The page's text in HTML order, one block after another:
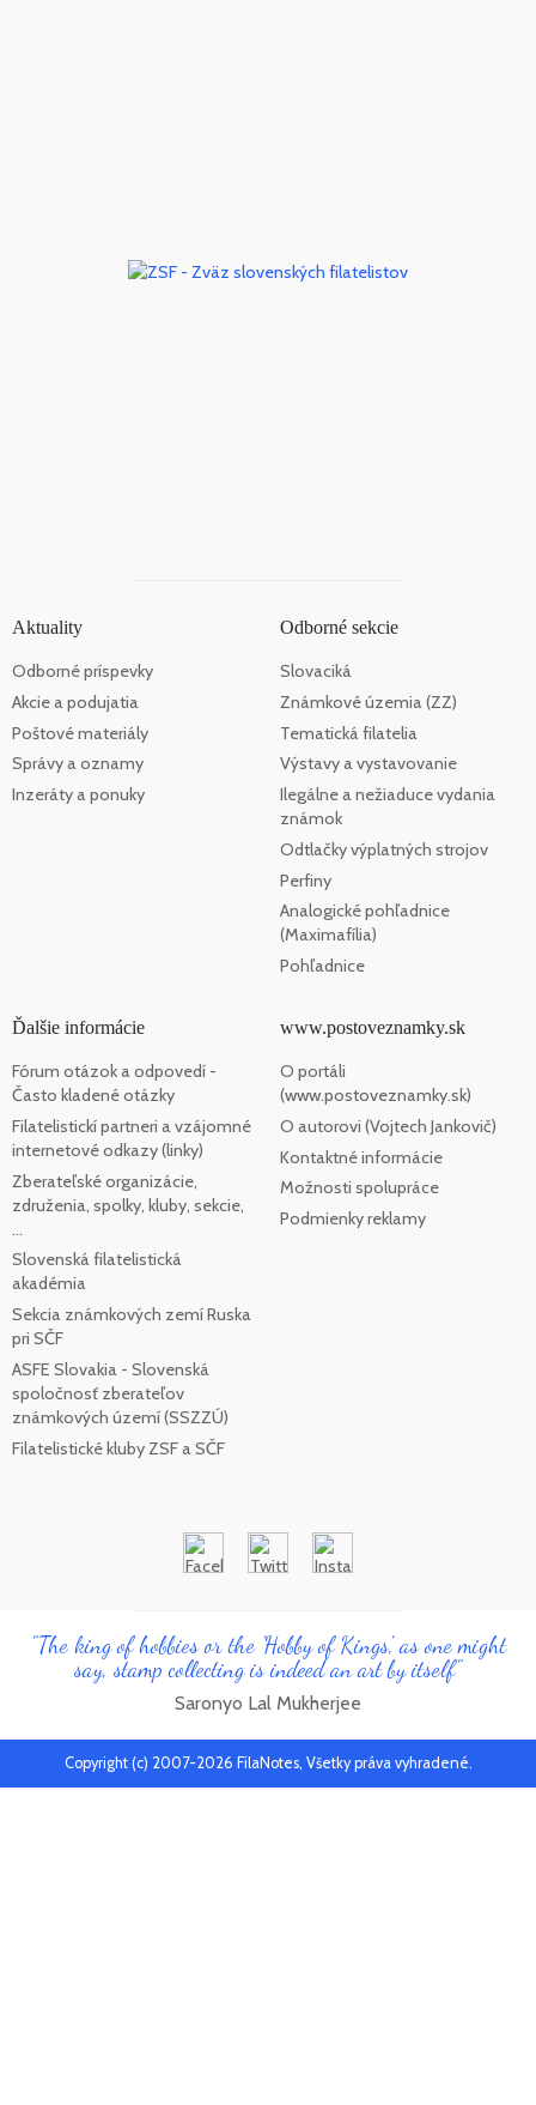
Aktuality
Odborné príspevky
Akcie a podujatia
Poštové materiály
Správy a oznamy
Inzeráty a ponuky
Odborné sekcie
Slovaciká
Známkové územia (ZZ)
Tematická filatelia
Výstavy a vystavovanie
Ilegálne a nežiaduce vydania
známok
Odtlačky výplatných strojov
Perfiny
Analogické pohľadnice
(Maximafília)
Pohľadnice
Ďalšie informácie
Fórum otázok a odpovedí -
Často kladené otázky
Filatelistickí partneri a vzájomné
internetové odkazy (linky)
Zberateľské organizácie,
združenia, spolky, kluby, sekcie,
Slovenská filatelistická
akadémia
Sekcia známkových zemí Ruska
pri SČF
ASFE Slovakia - Slovenská
spoločnosť zberateľov
známkových území (SSZZÚ)
Filatelistické kluby ZSF a SČF
www.postoveznamky.sk
O portáli
(www.postoveznamky.sk)
O autorovi (Vojtech Jankovič)
Kontaktné informácie
Možnosti spolupráce
Podmienky reklamy
"The king of hobbies or the 'Hobby of Kings', as one might
say, stamp collecting is indeed an art by itself"
Saronyo Lal Mukherjee
Copyright (c) 2007-2026 FilaNotes, Všetky práva vyhradené.